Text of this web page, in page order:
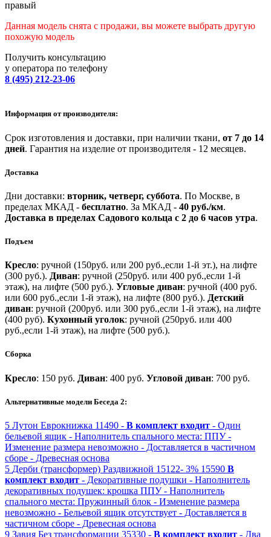
правый
Данная модель снята с продажи, вы можете выбрать другую
похожую модель
Получить консультацию
у оператора по телефону
8 (495) 212-23-06
Информация от производителя:
Срок изготовления и доставки, при наличии ткани, от 7 до 14
дней. Гарантия на изделие от производителя - 12 месяцев.
Доставка
Дни доставки: вторник, четверг, суббота. По Москве, в
пределах МКАД - бесплатно. За МКАД - 40 руб./км.
Доставка в пределах Садового кольца с 2 до 6 часов утра.
Подъем
Кресло: ручной (150руб. или 200 руб.,если 1-й эт.), на лифте
(300 руб.). Диван: ручной (250руб. или 400 руб.,если 1-й
этаж), на лифте (500 руб.). Угловые диван: ручной (400 руб.
или 600 руб.,если 1-й этаж), на лифте (800 руб.). Детский
диван: ручной (200руб. или 300 руб.,если 1-й этаж), на лифте
(400 руб). Кухонный уголок: ручной (250руб. или 400
руб.,если 1-й этаж), на лифте (500 руб.).
Сборка
Кресло: 150 руб. Диван: 400 руб. Угловой диван: 700 руб.
Альтернативные модели Беседа 2:
5 Лутон Еврокнижка 11490 - В комплект входит - Один
бельевой ящик - Наполнитель спального места: ППУ -
Изменение размера невозможно - Доставляется в частичном
сборе - Древесная основа
5 Дерби (трансформер) Раздвижной 15122- 3% 15590 В
комплект входит - Декоративные подушки - Наполнитель
декоративных подушек: крошка ППУ - Наполнитель
спального места: Пружинный блок - Изменение размера
невозможно - Бельевой ящик отсутствует - Доставляется в
частичном сборе - Древесная основа
9 Завия Без трансформации 35330 - В комплект входит - Два